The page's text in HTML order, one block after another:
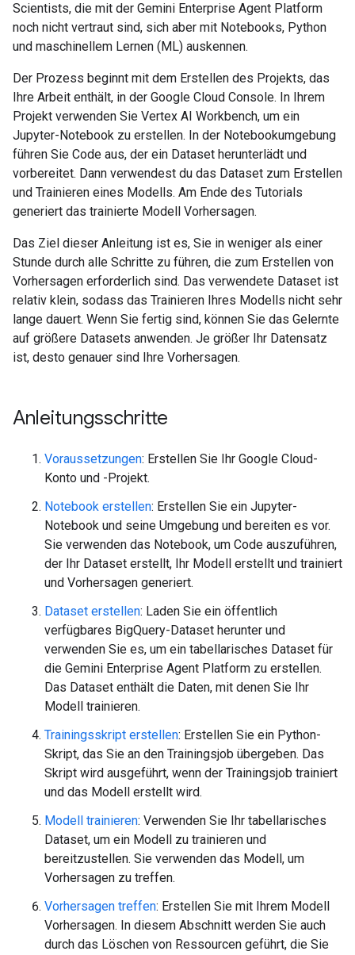
Scientists, die mit der Gemini Enterprise Agent Platform
noch nicht vertraut sind, sich aber mit Notebooks, Python
und maschinellem Lernen (ML) auskennen.
Der Prozess beginnt mit dem Erstellen des Projekts, das
Ihre Arbeit enthält, in der Google Cloud Console. In Ihrem
Projekt verwenden Sie Vertex AI Workbench, um ein
Jupyter-Notebook zu erstellen. In der Notebookumgebung
führen Sie Code aus, der ein Dataset herunterlädt und
vorbereitet. Dann verwendest du das Dataset zum Erstellen
und Trainieren eines Modells. Am Ende des Tutorials
generiert das trainierte Modell Vorhersagen.
Das Ziel dieser Anleitung ist es, Sie in weniger als einer
Stunde durch alle Schritte zu führen, die zum Erstellen von
Vorhersagen erforderlich sind. Das verwendete Dataset ist
relativ klein, sodass das Trainieren Ihres Modells nicht sehr
lange dauert. Wenn Sie fertig sind, können Sie das Gelernte
auf größere Datasets anwenden. Je größer Ihr Datensatz
ist, desto genauer sind Ihre Vorhersagen.
Anleitungsschritte
Voraussetzungen: Erstellen Sie Ihr Google Cloud-
Konto und -Projekt.
Notebook erstellen: Erstellen Sie ein Jupyter-
Notebook und seine Umgebung und bereiten es vor.
Sie verwenden das Notebook, um Code auszuführen,
der Ihr Dataset erstellt, Ihr Modell erstellt und trainiert
und Vorhersagen generiert.
Dataset erstellen: Laden Sie ein öffentlich
verfügbares BigQuery-Dataset herunter und
verwenden Sie es, um ein tabellarisches Dataset für
die Gemini Enterprise Agent Platform zu erstellen.
Das Dataset enthält die Daten, mit denen Sie Ihr
Modell trainieren.
Trainingsskript erstellen: Erstellen Sie ein Python-
Skript, das Sie an den Trainingsjob übergeben. Das
Skript wird ausgeführt, wenn der Trainingsjob trainiert
und das Modell erstellt wird.
Modell trainieren: Verwenden Sie Ihr tabellarisches
Dataset, um ein Modell zu trainieren und
bereitzustellen. Sie verwenden das Modell, um
Vorhersagen zu treffen.
Vorhersagen treffen: Erstellen Sie mit Ihrem Modell
Vorhersagen. In diesem Abschnitt werden Sie auch
durch das Löschen von Ressourcen geführt, die Sie